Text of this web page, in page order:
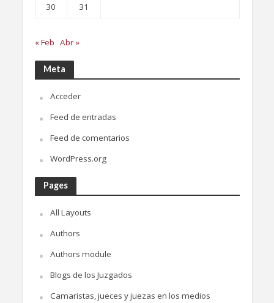
30 31
« Feb Abr »
Meta
Acceder
Feed de entradas
Feed de comentarios
WordPress.org
Pages
All Layouts
Authors
Authors module
Blogs de los Juzgados
Camaristas, jueces y juezas en los medios